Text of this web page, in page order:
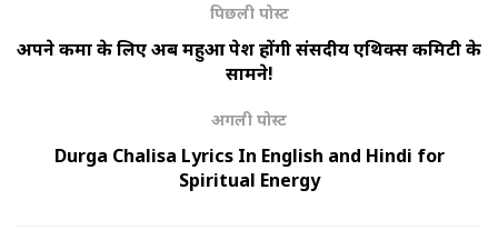
पिछली पोस्ट
अपने कर्मों के लिए अब महुआ पेश होंगी संसदीय एथिक्स कमिटी के
सामने!
अगली पोस्ट
Durga Chalisa Lyrics In English and Hindi for
Spiritual Energy